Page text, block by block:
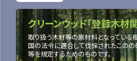
クリーンウッド「登録木材
取り扱う木材等の原材料となってい
国の法令に適合して伐採されたこの
等を規定するためのものです。